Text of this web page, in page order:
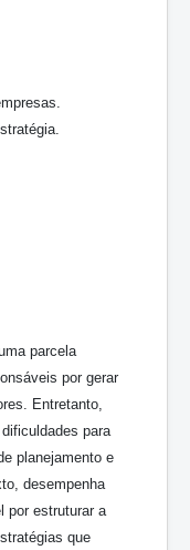
parcela
por gerar
Entretanto,
para
planejamento e
desempenha
por estruturar a
que